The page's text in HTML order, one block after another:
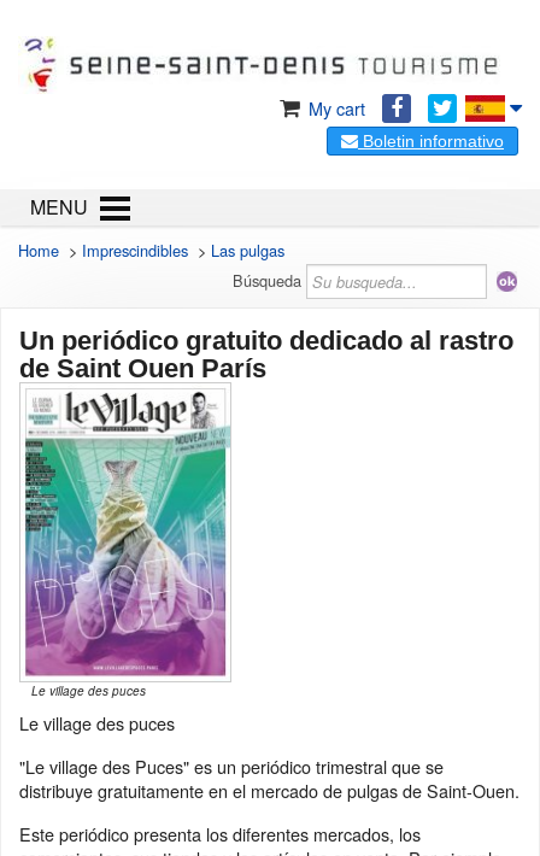
My cart
Boletin informativo
MENU
Home > Imprescindibles > Las pulgas
Búsqueda
Un periódico gratuito dedicado al rastro
de Saint Ouen París
Le village des puces
Le village des puces
"Le village des Puces" es un periódico trimestral que se
distribuye gratuitamente en el mercado de pulgas de Saint-Ouen.
Este periódico presenta los diferentes mercados, los